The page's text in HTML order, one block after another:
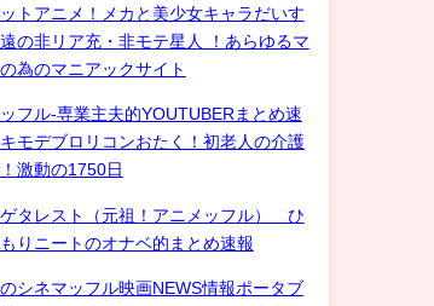
トアニメ！メカと美少女キャラだいす
の非リア充・非モテ星人 ！あらゆるマ
為のマニアックサイト
フル-専業主夫的YOUTUBERまとめ速
モデブロリコンおたく！初老人の介護
激動の1750日
タレスト（元祖！アニメッフル） ひ
りニートのオナベ的まとめ速報
シネマッフル映画NEWS情報ポータブ